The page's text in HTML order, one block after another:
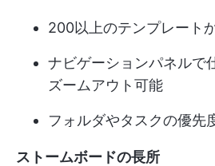
200以上のテンプレート
ナビゲーションパネルで
ズームアウト可能
フォルダやタスクの優先
ストームボードの長所